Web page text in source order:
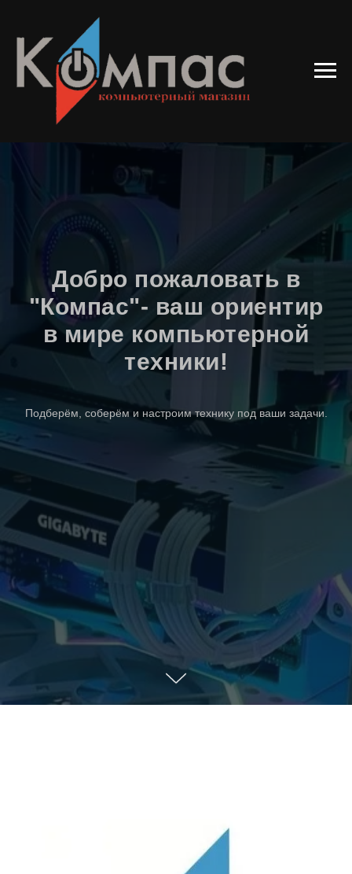
Добро пожаловать в
"Компас"- ваш ориентир
в мире компьютерной
техники!
Подберём, соберём и настроим технику под ваши задачи.